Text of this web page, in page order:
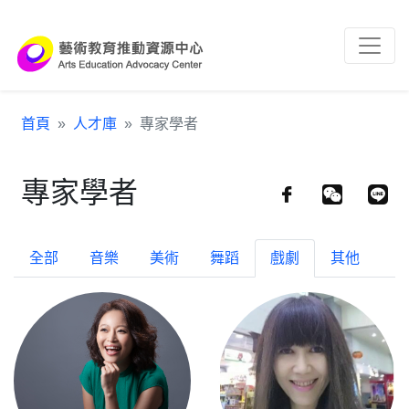
首頁 人才庫 專家學者
專家學者
全部 音樂 美術 舞蹈 戲劇 其他